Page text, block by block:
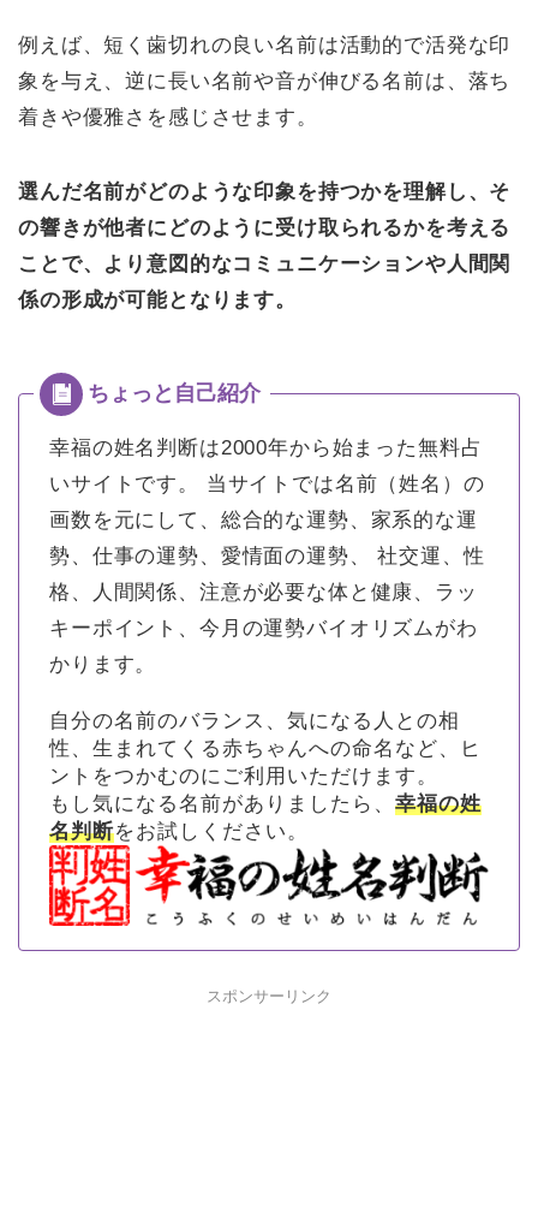
例えば、短く歯切れの良い名前は活動的で活発な印
象を与え、逆に長い名前や音が伸びる名前は、落ち
着きや優雅さを感じさせます。
選んだ名前がどのような印象を持つかを理解し、そ
の響きが他者にどのように受け取られるかを考える
ことで、より意図的なコミュニケーションや人間関
係の形成が可能となります。
幸福の姓名判断は2000年から始まった無料占
いサイトです。
当サイトでは名前（姓名）の
画数を元にして、総合的な運勢、家系的な運
勢、仕事の運勢、愛情面の運勢、 社交運、性
格、人間関係、注意が必要な体と健康、ラッ
キーポイント、今月の運勢バイオリズムがわ
かります。
自分の名前のバランス、気になる人との相
性、生まれてくる赤ちゃんへの命名など、ヒ
ントをつかむのにご利用いただけます。
もし気になる名前がありましたら、 幸福の姓
名判断をお試しください。
スポンサーリンク